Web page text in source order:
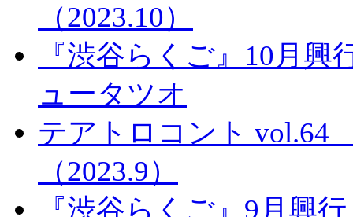
（2023.10）
『渋谷らくご』10月
ュータツオ
テアトロコント
（2023.9）
『渋谷らくご』9月興